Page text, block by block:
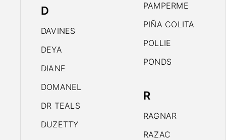
D
DAVINES
DEYA
DIANE
DOMANEL
DR TEALS
DUZETTY
PAMPERME
PIÑA COLITA
POLLIE
PONDS
R
RAGNAR
RAZAC